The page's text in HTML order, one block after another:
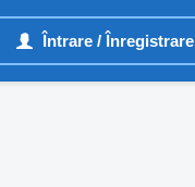
Întrare / Înregistrare